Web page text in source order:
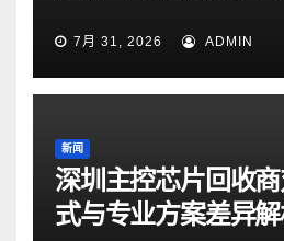
7月 31, 2026 ADMIN
新闻
深圳主控芯片回收
式与专业方案差异